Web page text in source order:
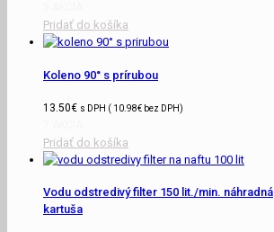
Pridať do košíka
Koleno 90° s prírubou
13.50€ s DPH ( 10.98€ bez DPH)
Pridať do košíka
Vodu odstredivý filter 150 lit./min. náhradná
kartuša